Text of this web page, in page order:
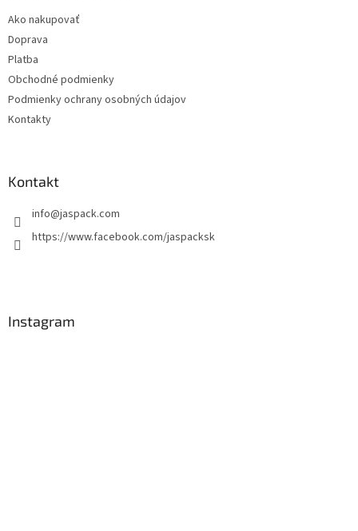
Ako nakupovať
Doprava
Platba
Obchodné podmienky
Podmienky ochrany osobných údajov
Kontakty
Kontakt
info@jaspack.com
https://www.facebook.com/jaspacksk
Instagram